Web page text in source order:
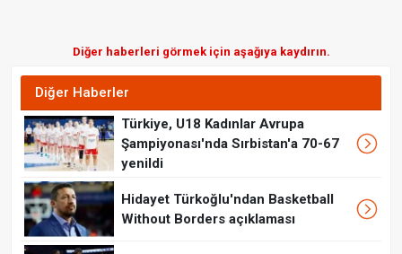
Diğer haberleri görmek için aşağıya kaydırın.
Diğer Haberler
Türkiye, U18 Kadınlar Avrupa
Şampiyonası'nda Sırbistan'a 70-67
yenildi
Hidayet Türkoğlu'ndan Basketball
Without Borders açıklaması